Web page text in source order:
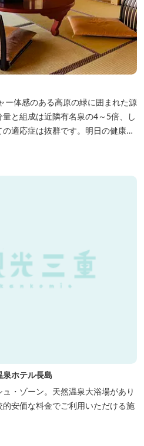
ー体感のある高原の緑に囲まれた源
と組成は近隣有名泉の4～5倍、し
適応症は抜群です。明日の健康
お気軽にお立ち寄り下さい。 熱
！ぜひご利用ください。
ホテル長島
・ゾーン。天然温泉大浴場があり
安価な料金でご利用いただける施